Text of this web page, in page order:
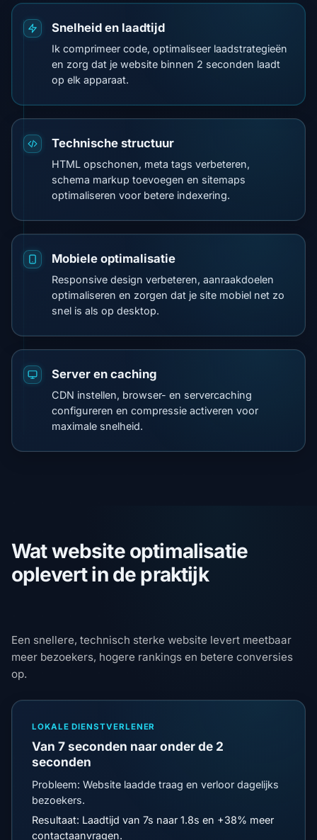
Snelheid en laadtijd
Ik comprimeer code, optimaliseer laadstrategieën
en zorg dat je website binnen 2 seconden laadt
op elk apparaat.
Technische structuur
HTML opschonen, meta tags verbeteren,
schema markup toevoegen en sitemaps
optimaliseren voor betere indexering.
Mobiele optimalisatie
Responsive design verbeteren, aanraakdoelen
optimaliseren en zorgen dat je site mobiel net zo
snel is als op desktop.
Server en caching
CDN instellen, browser- en servercaching
configureren en compressie activeren voor
maximale snelheid.
Wat website optimalisatie
oplevert in de praktijk
Een snellere, technisch sterke website levert meetbaar
meer bezoekers, hogere rankings en betere conversies
op.
LOKALE DIENSTVERLENER
Van 7 seconden naar onder de 2
seconden
Probleem: Website laadde traag en verloor dagelijks
bezoekers.
Resultaat: Laadtijd van 7s naar 1.8s en +38% meer
contactaanvragen.